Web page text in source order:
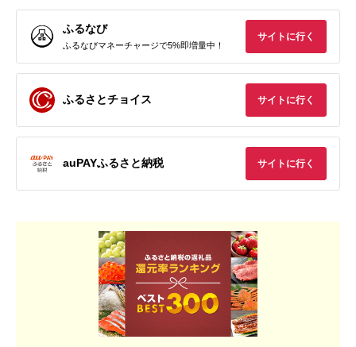
ふるなび
ふるなびマネーチャージで5%即増量中！
サイトに行く
ふるさとチョイス サイトに行く
auPAYふるさと納税 サイトに行く